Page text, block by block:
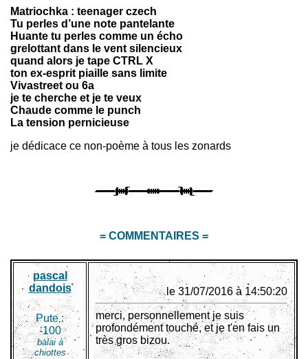
Matriochka : teenager czech
Tu perles d’une note pantelante
Huante tu perles comme un écho
grelottant dans le vent silencieux
quand alors je tape CTRL X
ton ex-esprit piaille sans limite
Vivastreet ou 6a
je te cherche et je te veux
Chaude comme le punch
La tension pernicieuse
je dédicace ce non-poème à tous les zonards
= COMMENTAIRES =
pascal
dandois
Pute :
-100
balai à
chiottes
le 31/07/2016 à 14:50:20
merci, personnellement je suis
profondément touché, et je t'en fais un
très gros bizou.